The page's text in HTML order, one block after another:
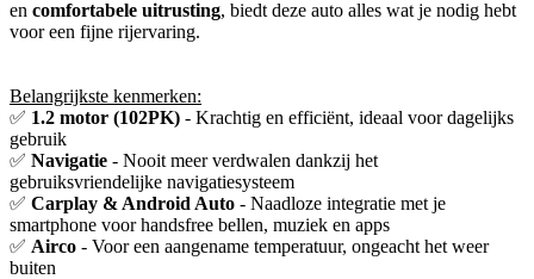
en comfortabele uitrusting, biedt deze auto alles wat je nodig hebt
voor een fijne rijervaring.
Belangrijkste kenmerken:
✅ 1.2 motor (102PK) - Krachtig en efficiënt, ideaal voor dagelijks
gebruik
✅ Navigatie - Nooit meer verdwalen dankzij het
gebruiksvriendelijke navigatiesysteem
✅ Carplay & Android Auto - Naadloze integratie met je
smartphone voor handsfree bellen, muziek en apps
✅ Airco - Voor een aangename temperatuur, ongeacht het weer
buiten